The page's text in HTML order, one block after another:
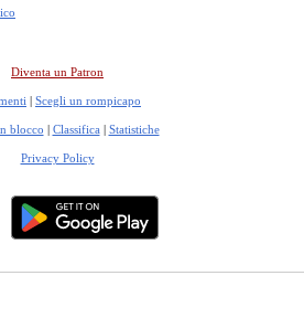
Diventa un Patron
| Scegli un rompicapo
blocco | Classifica | Statistiche
Privacy Policy